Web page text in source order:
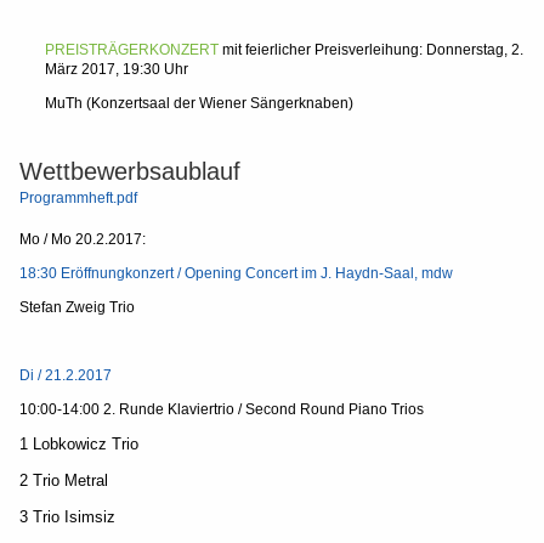
PREISTRÄGERKONZERT mit feierlicher Preisverleihung: Donnerstag, 2.
März 2017, 19:30 Uhr
MuTh (Konzertsaal der Wiener Sängerknaben)
Wettbewerbsaublauf
Programmheft.pdf
Mo / Mo 20.2.2017:
18:30 Eröffnungkonzert / Opening Concert im J. Haydn-Saal, mdw
Stefan Zweig Trio
Di / 21.2.2017
10:00-14:00 2. Runde Klaviertrio / Second Round Piano Trios
1 Lobkowicz Trio
2 Trio Metral
3 Trio Isimsiz